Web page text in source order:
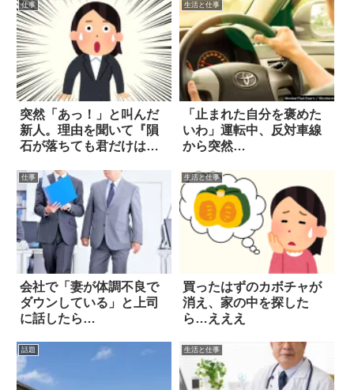
仕事
突然「あっ！」と叫んだ
新人。理由を聞いて『隕
石が落ちても君だけは守
生活と仕事
「止まれた自分を褒めた
いわ」運転中、反対車線
から突然…
仕事
会社で「妻が体調不良で
ダウンしている」と上司
に話したら…
生活と仕事
買ったはずのカボチャが
消え、家の中を探した
ら…えええ
話題 生活と仕事